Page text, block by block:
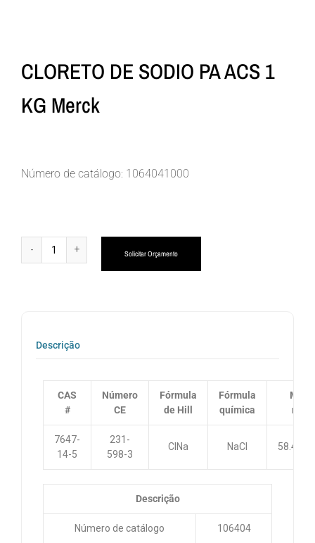
CLORETO DE SODIO PA ACS 1
KG Merck
Número de catálogo: 1064041000
Solicitar Orçamento
Descrição
CAS
#
Número
CE
Fórmula
de Hill
Fórmula
química
7647-
14-5
231-
598-3
ClNa NaCl 58.44
Descrição
Número de catálogo 106404